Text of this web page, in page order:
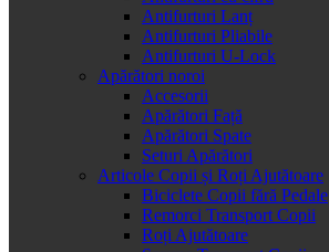
Antifurturi Lanț
Antifurturi Pliabile
Antifurturi U-Lock
Apărători noroi
Accesorii
Apărători Față
Apărători Spate
Seturi Apărători
Articole Copii și Roți Ajutătoare
Biciclete Copii fără Pedale
Remorci Transport Copii
Roți Ajutătoare